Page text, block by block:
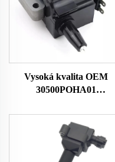
Vysoká kvalita OEM
30500POHA01
30500POAA01
30500PAAA01 Zapalovací
cívky pro Honda Accord
Bobina De Encendido Del